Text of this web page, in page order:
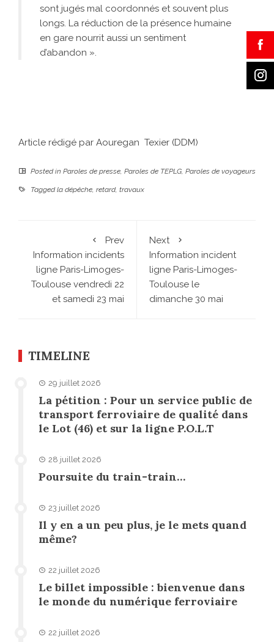
sont jugés mal coordonnés et souvent plus
longs. La réduction de la présence humaine
en gare nourrit aussi un sentiment
d’abandon ».
Article rédigé par Aouregan Texier (DDM)
Posted in Paroles de presse, Paroles de TEPLG, Paroles de voyageurs
Taggedla dépêche, retard, travaux
Prev
Information incidents
ligne Paris-Limoges-
Toulouse vendredi 22
et samedi 23 mai
Next
Information incident
ligne Paris-Limoges-
Toulouse le
dimanche 30 mai
TIMELINE
29 juillet 2026
La pétition : Pour un service public de
transport ferroviaire de qualité dans
le Lot (46) et sur la ligne P.O.L.T
28 juillet 2026
Poursuite du train-train…
23 juillet 2026
Il y en a un peu plus, je le mets quand
même?
22 juillet 2026
Le billet impossible : bienvenue dans
le monde du numérique ferroviaire
22 juillet 2026